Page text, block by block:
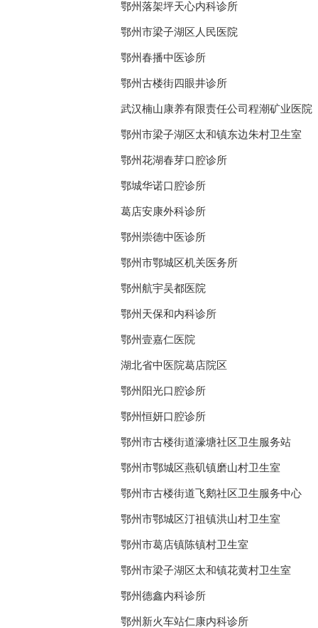
鄂州落架坪天心内科诊所
鄂州市梁子湖区人民医院
鄂州春播中医诊所
鄂州古楼街四眼井诊所
武汉楠山康养有限责任公司程潮矿业医院
鄂州市梁子湖区太和镇东边朱村卫生室
鄂州花湖春芽口腔诊所
鄂城华诺口腔诊所
葛店安康外科诊所
鄂州崇德中医诊所
鄂州市鄂城区机关医务所
鄂州航宇吴都医院
鄂州天保和内科诊所
鄂州壹嘉仁医院
湖北省中医院葛店院区
鄂州阳光口腔诊所
鄂州恒妍口腔诊所
鄂州市古楼街道濠塘社区卫生服务站
鄂州市鄂城区燕矶镇磨山村卫生室
鄂州市古楼街道飞鹅社区卫生服务中心
鄂州市鄂城区汀祖镇洪山村卫生室
鄂州市葛店镇陈镇村卫生室
鄂州市梁子湖区太和镇花黄村卫生室
鄂州德鑫内科诊所
鄂州新火车站仁康内科诊所